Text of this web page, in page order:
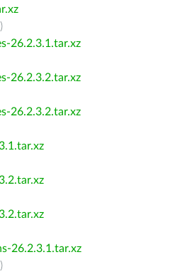
)
26.2.3.1.tar.xz
26.2.3.2.tar.xz
26.2.3.2.tar.xz
26.2.3.1.tar.xz
)